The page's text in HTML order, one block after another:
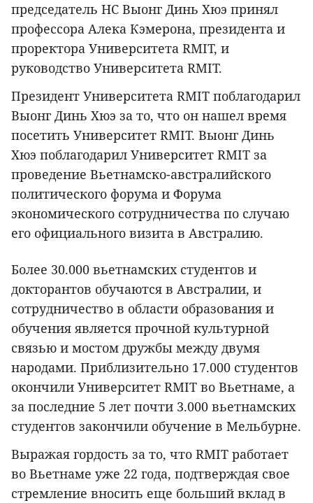
председатель НС Выонг Динь Хюэ принял
профессора Алека Кэмерона, президента и
проректора Университета RMIT, и
руководство Университета RMIT.
Президент Университета RMIT поблагодарил
Выонг Динь Хюэ за то, что он нашел время
посетить Университет RMIT. Выонг Динь
Хюэ поблагодарил Университет RMIT за
проведение Вьетнамско-австралийского
политического форума и Форума
экономического сотрудничества по случаю
его официального визита в Австралию.
Более 30.000 вьетнамских студентов и
докторантов обучаются в Австралии, и
сотрудничество в области образования и
обучения является прочной культурной
связью и мостом дружбы между двумя
народами. Приблизительно 17.000 студентов
окончили Университет RMIT во Вьетнаме, а
за последние 5 лет почти 3.000 вьетнамских
студентов закончили обучение в Мельбурне.
Выражая гордость за то, что RMIT работает
во Вьетнаме уже 22 года, подтверждая свое
стремление вносить еще больший вклад в